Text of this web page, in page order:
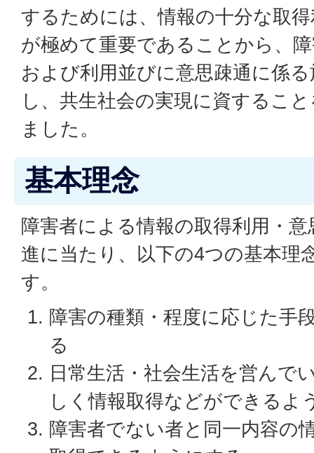
するためには、情報の十分な取
が極めて重要であることから、
および利用並びに意思疎通に係
し、共生社会の実現に資するこ
ました。
基本理念
障害者による情報の取得利用・
進に当たり、以下の4つの基本理
す。
障害の種類・程度に応じた手
る
日常生活・社会生活を営んで
しく情報取得などができるよ
障害者でない者と同一内容の